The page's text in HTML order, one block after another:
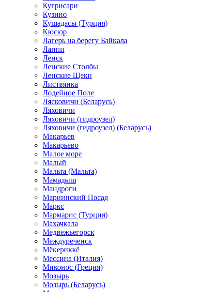
Кугрисари
Кузино
Кушадасы (Турция)
Кюсюр
Лагерь на берегу Байкала
Лаппи
Ленск
Ленские Столбы
Ленские Щеки
Листвянка
Лодейное Поле
Лясковичи (Беларусь)
Ляховичи
Ляховичи (гидроузел)
Ляховичи (гидроузел) (Беларусь)
Макарьев
Макарьево
Малое море
Малый
Мальта (Мальта)
Мамадыш
Мандроги
Мариинский Посад
Маркс
Мармарис (Турция)
Махачкала
Медвежьегорск
Междуреченск
Мёкериккё
Мессина (Италия)
Миконос (Греция)
Мозырь
Мозырь (Беларусь)